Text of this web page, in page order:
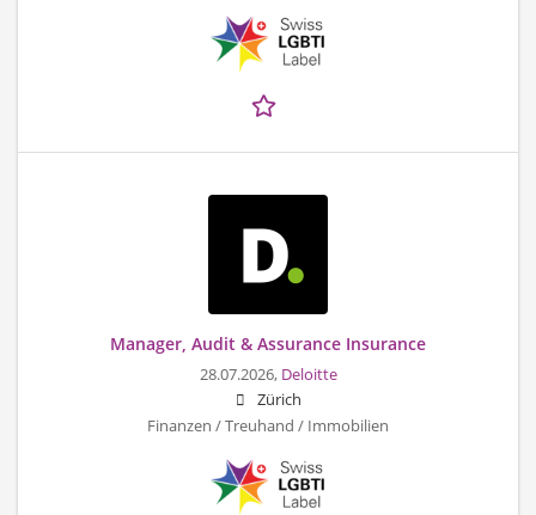
Manager, Audit & Assurance Insurance
28.07.2026, Deloitte
Zürich
Finanzen / Treuhand / Immobilien